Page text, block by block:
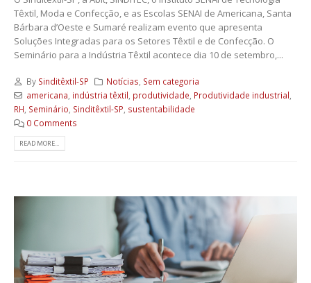
Têxtil, Moda e Confecção, e as Escolas SENAI de Americana, Santa
Bárbara d’Oeste e Sumaré realizam evento que apresenta
Soluções Integradas para os Setores Têxtil e de Confecção. O
Seminário para a Indústria Têxtil acontece dia 10 de setembro,...
By Sinditêxtil-SP Notícias, Sem categoria
americana, indústria têxtil, produtividade, Produtividade industrial,
RH, Seminário, Sinditêxtil-SP, sustentabilidade
0 Comments
READ MORE...